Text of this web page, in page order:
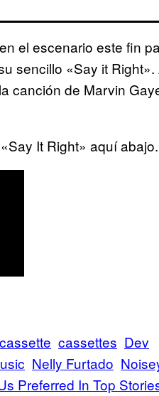
el escenario este fin
sencillo «Say it
canción de Marvin
It Right» aquí abajo.
cassette cassettes Dev
Nelly Furtado
Preferred In Top